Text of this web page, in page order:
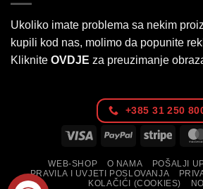
Ukoliko imate problema sa nekim
kupili kod nas, molimo da popunite
Kliknite OVDJE za preuzimanje
+385 31 250
Visa PayPal Stripe
WEB-SHOP O NAMA POŠALJI
PRAVILA I UVJETI POSLOVANJA
KOLAČIĆI (COOKIES)